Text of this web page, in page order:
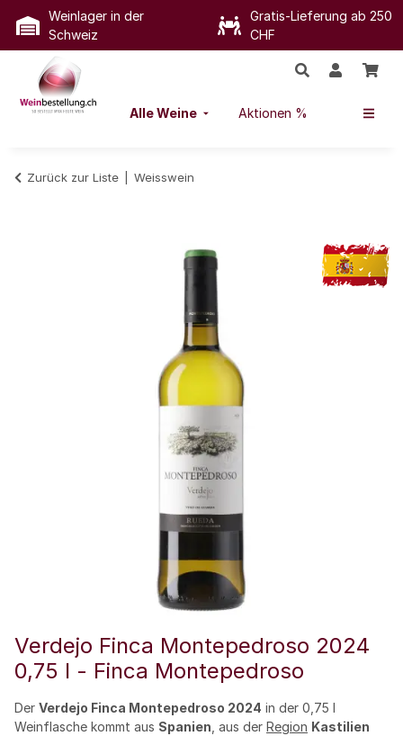
Weinlager in der
Schweiz
Gratis-Lieferung ab 250
CHF
Alle Weine Aktionen %
Zurück zur Liste Weisswein
Verdejo Finca Montepedroso 2024
0,75 l - Finca Montepedroso
Der Verdejo Finca Montepedroso 2024 in der 0,75 l
Weinflasche kommt aus Spanien , aus der Region Kastilien